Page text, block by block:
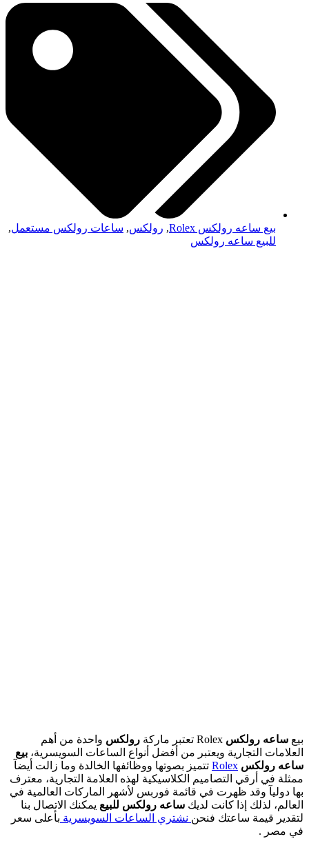
بيع ساعه رولكس Rolex , رولكس, ساعات رولكس مستعمل,
للبيع ساعه رولكس
بيع ساعه رولكس رولكس واحدة من أهم
العلامات التجارية ويعتبر من أفضل أنواع الساعات السويسرية، بيع
ساعه رولكس Rolex تتميز بصوتها ووظائفها الخالدة وما زالت أيضآ
ممثلة في أرقي التصاميم الكلاسيكية لهذه العلامة التجارية، معترف
بها دوليآ وقد ظهرت في قائمة فوربس لأشهر الماركات العالمية في
العالم، لذلك إذا كانت لديك ساعه رولكس للبيع يمكنك الاتصال بنا
لتقدير قيمة ساعتك فنحن نشتري الساعات السويسرية بأعلى سعر
في مصر .